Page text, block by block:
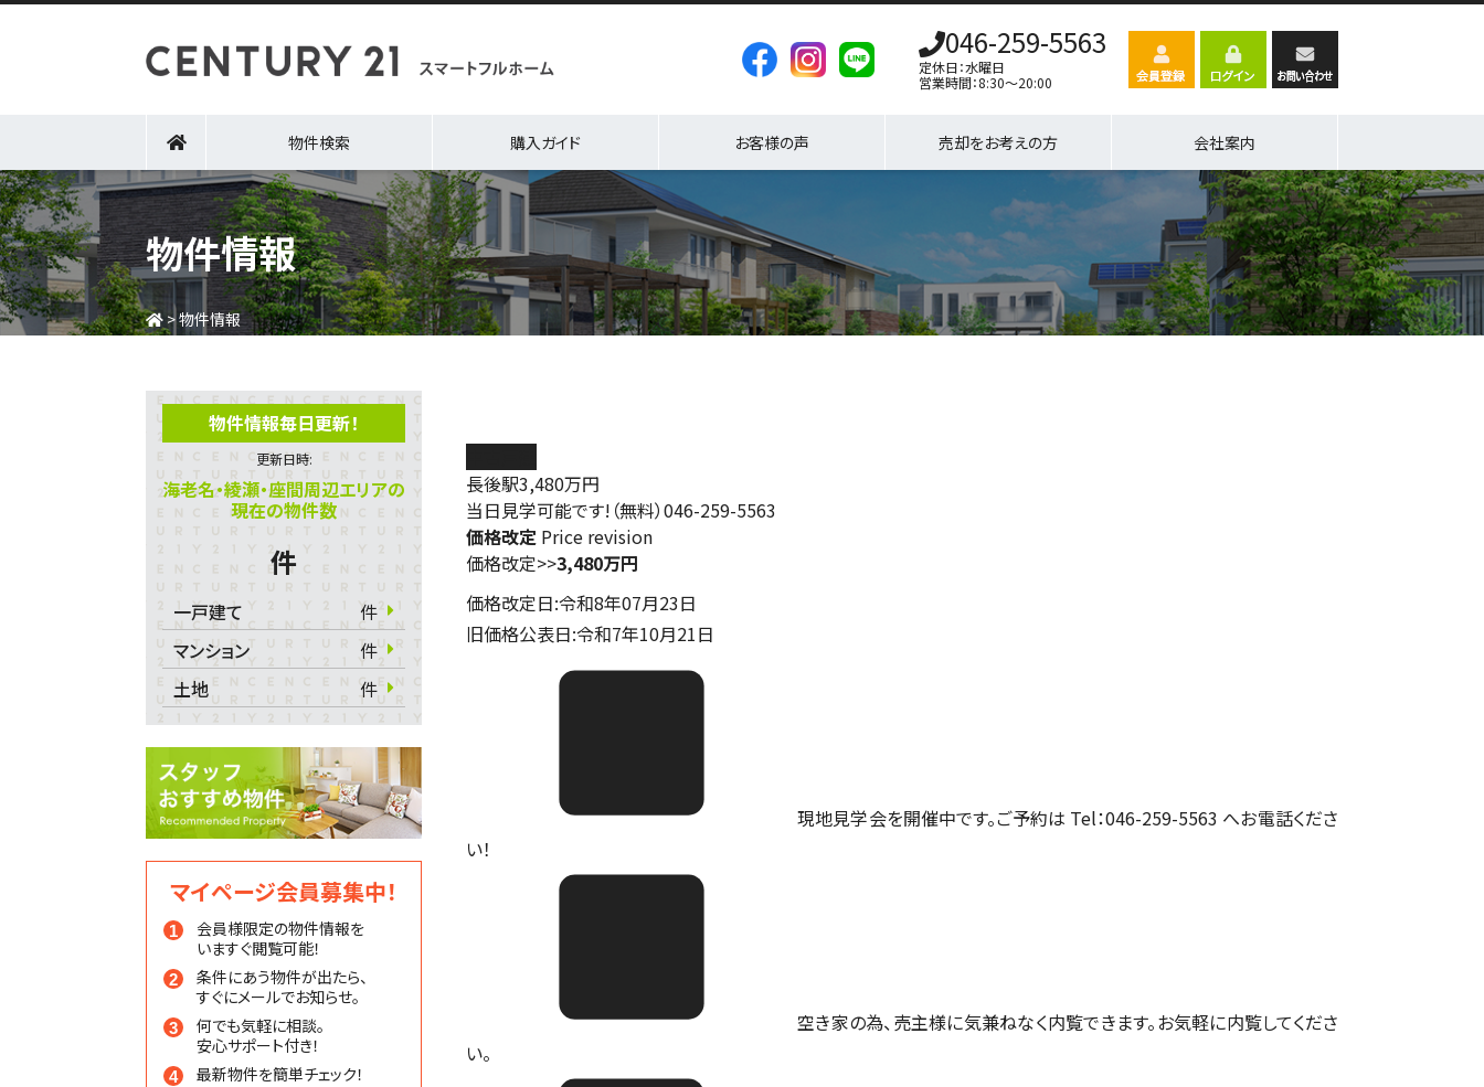
046-259-5563
定休日：水曜日
営業時間：8:30～20:00
物件検索 購入ガイド お客様の声 売却をお考えの方 会社案内
物件情報
>物件情報
物件情報毎日更新！
更新日時:
海老名・綾瀬・座間周辺エリアの
現在の物件数
件
一戸建て
件
マンション
件
土地
件
マイページ会員募集中！
会員様限定の物件情報を
いますぐ閲覧可能！
条件にあう物件が出たら、
すぐにメールでお知らせ。
何でも気軽に相談。
安心サポート付き！
最新物件を簡単チェック！
長後駅3,480万円
当日見学可能です!（無料）046-259-5563
価格改定 Price revision
価格改定>>3,480万円
価格改定日:令和8年07月23日
旧価格公表日:令和7年10月21日
現地見学会を開催中です。ご予約は Tel：046-259-5563 へお電話くださ
い！
空き家の為、売主様に気兼ねなく内覧できます。お気軽に内覧してくださ
い。